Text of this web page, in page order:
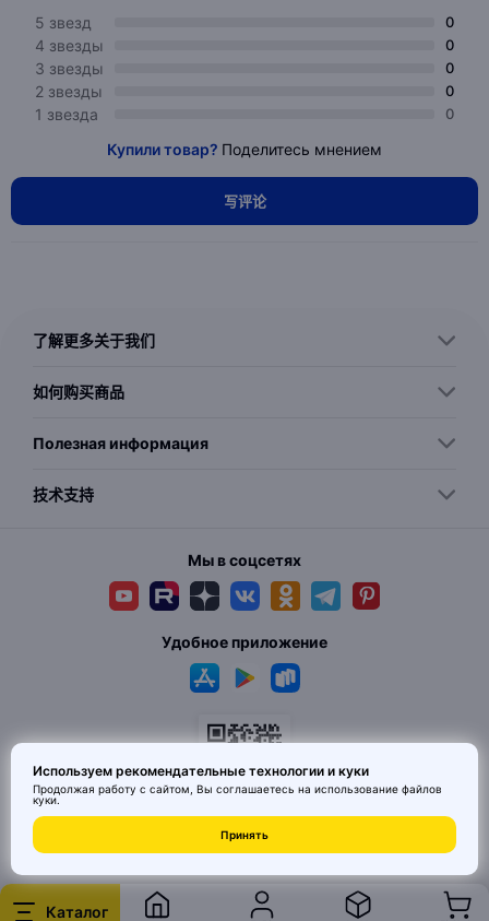
Каталог
5 звезд
0
4 звезды 0
3 звезды 0
2 звезды 0
1 звезда 0
Купили товар? Поделитесь мнением
写评论
了解更多关于我们
如何购买商品
Полезная информация
技术支持
Мы в соцсетях
© 2026 MAI HE MAI. Маркетплейс дизайнерских товаров со всего
Китая по ценам заводов. Все права защищены.
Удобное приложение
Используем рекомендательные технологии и куки
Продолжая работу с сайтом, Вы соглашаетесь на использование файлов
куки.
Принять